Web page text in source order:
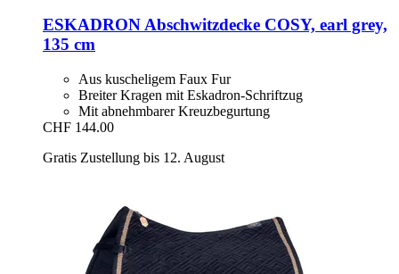
ESKADRONAbschwitzdecke COSY, earl grey,
135 cm
Aus kuscheligem Faux Fur
Breiter Kragen mit Eskadron-Schriftzug
Mit abnehmbarer Kreuzbegurtung
CHF 144.00
Gratis Zustellung bis 12. August